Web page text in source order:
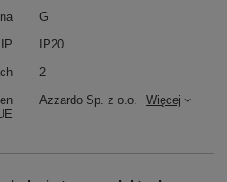
Azzardo Sp. z o.o. Więcej
G
IP20
2